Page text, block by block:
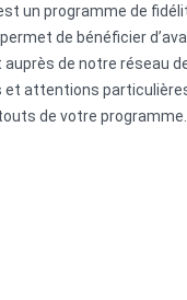
un programme de
de bénéficier
de notre réseau
et attentions
de votre programme.